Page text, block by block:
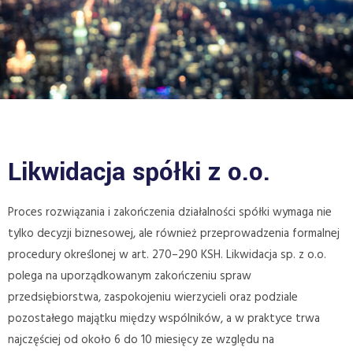
Likwidacja spółki z o.o.
Proces rozwiązania i zakończenia działalności spółki wymaga nie
tylko decyzji biznesowej, ale również przeprowadzenia formalnej
procedury określonej w art. 270–290 KSH. Likwidacja sp. z o.o.
polega na uporządkowanym zakończeniu spraw
przedsiębiorstwa, zaspokojeniu wierzycieli oraz podziale
pozostałego majątku między wspólników, a w praktyce trwa
najczęściej od około 6 do 10 miesięcy ze względu na